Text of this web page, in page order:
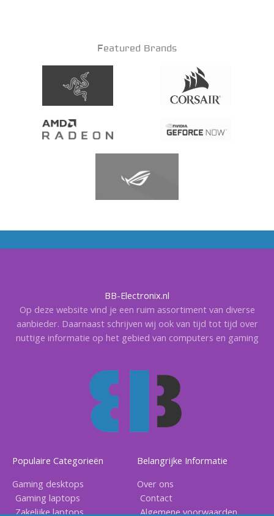
Featured Brands
BB-Electronix.nl
Op deze website vind je een ruim assortiment van diverse
aanbieder. Daarnaast schrijven wij ook van tijd tot tijd over
nuttige informatie op het gebied van computers en gaming
Populaire Categorieën
Gaming desktops
Gaming laptops
Zakelijke laptops
Belangrijke Informatie
Over ons
Contact
Algemene voorwaarden